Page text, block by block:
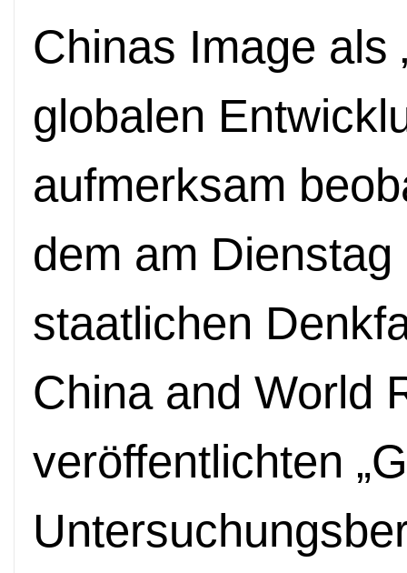
Chinas Image als
globalen
aufmerksam
dem am
staatlichen
China and World
veröffentlichten